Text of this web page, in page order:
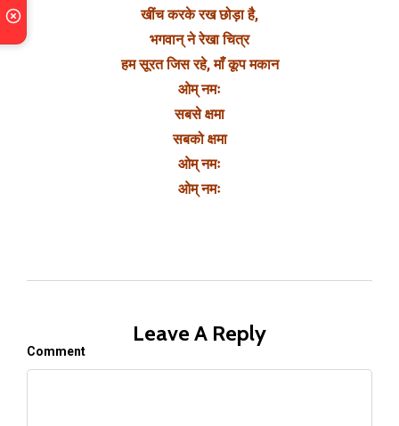
खींच करके रख छोड़ा है,
भगवान् ने रेखा चित्र
हम सूरत जिस रहे, माँ कूप मकान
ओम् नमः
सबसे क्षमा
सबको क्षमा
ओम् नमः
ओम् नमः
Leave A Reply
Comment